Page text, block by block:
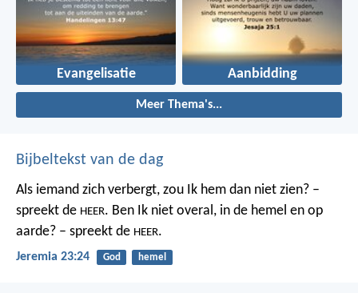
Evangelisatie Aanbidding
Meer Thema's...
Bijbeltekst van de dag
Als iemand zich verbergt, zou Ik hem dan niet zien? –
spreekt de HEER. Ben Ik niet overal, in de hemel en op
aarde? – spreekt de HEER.
Jeremia 23:24 God hemel